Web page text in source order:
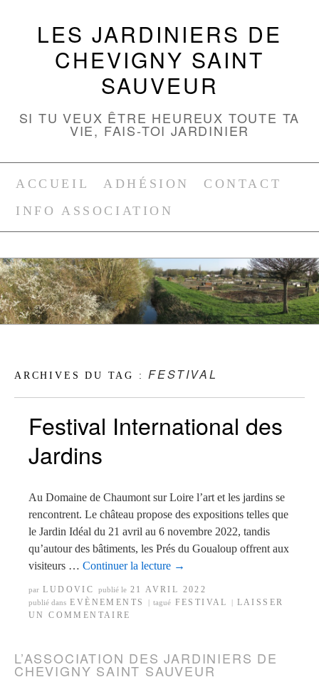
LES JARDINIERS DE
CHEVIGNY SAINT
SAUVEUR
SI TU VEUX ÊTRE HEUREUX TOUTE TA
VIE, FAIS-TOI JARDINIER
ACCUEIL ADHÉSION
CONTACT
INFO ASSOCIATION
ARCHIVES DU TAG :FESTIVAL
Festival International des
Jardins
Au Domaine de Chaumont sur Loire l’art et les jardins se
rencontrent. Le château propose des expositions telles que
le Jardin Idéal du 21 avril au 6 novembre 2022, tandis
qu’autour des bâtiments, les Prés du Goualoup offrent aux
visiteurs … Continuer la lecture →
par LUDOVIC publié le 21 AVRIL 2022
publié dans EVÈNEMENTS tagué FESTIVAL
LAISSER
UN COMMENTAIRE
L’ASSOCIATION DES JARDINIERS DE
CHEVIGNY SAINT SAUVEUR